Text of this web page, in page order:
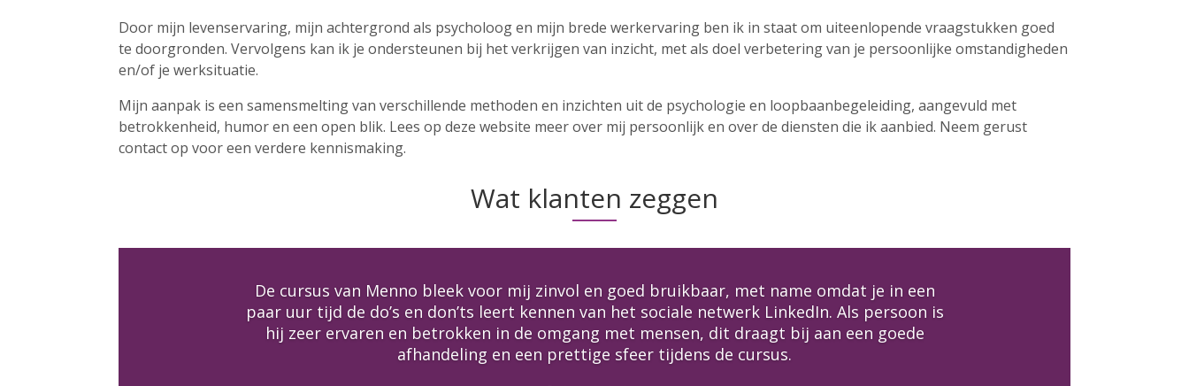
Door mijn levenservaring, mijn achtergrond als psycholoog en mijn brede werkervaring ben ik in staat om uiteenlopende vraagstukken goed
te doorgronden. Vervolgens kan ik je ondersteunen bij het verkrijgen van inzicht, met als doel verbetering van je persoonlijke omstandigheden
en/of je werksituatie.
Mijn aanpak is een samensmelting van verschillende methoden en inzichten uit de psychologie en loopbaanbegeleiding, aangevuld met
betrokkenheid, humor en een open blik. Lees op deze website meer over mij persoonlijk en over de diensten die ik aanbied. Neem gerust
contact op voor een verdere kennismaking.
Wat klanten zeggen
De cursus van Menno bleek voor mij zinvol en goed bruikbaar, met name omdat je in een
paar uur tijd de do’s en don’ts leert kennen van het sociale netwerk LinkedIn. Als persoon is
hij zeer ervaren en betrokken in de omgang met mensen, dit draagt bij aan een goede
afhandeling en een prettige sfeer tijdens de cursus.